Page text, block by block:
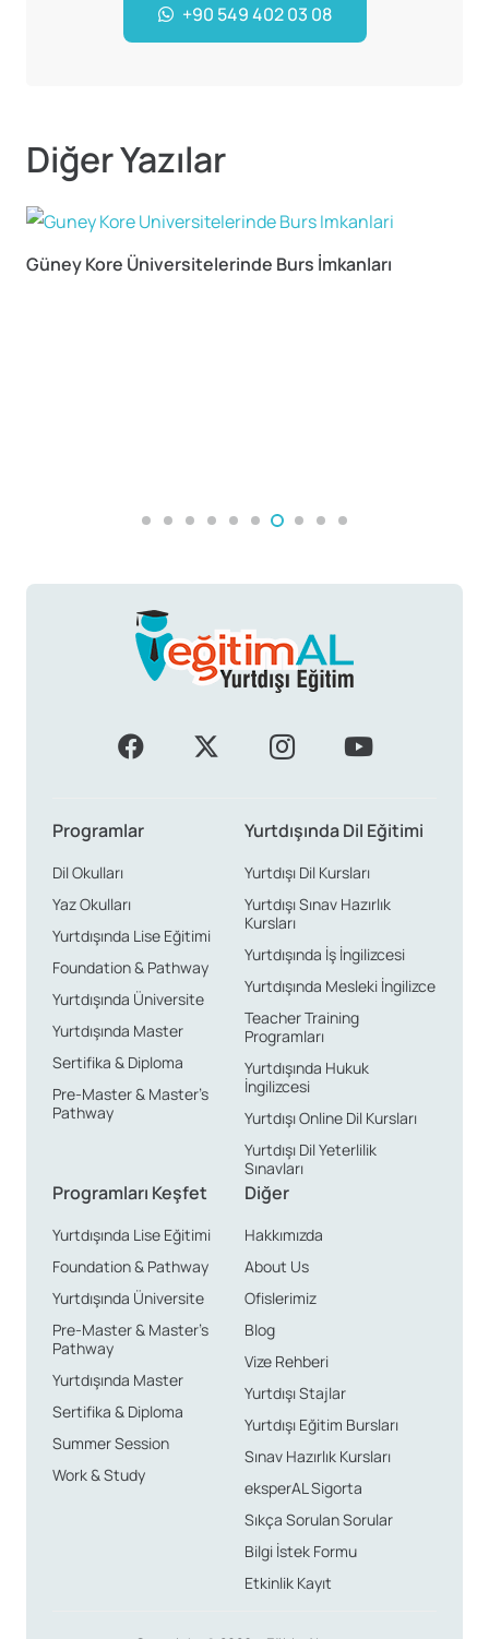
+90 549 402 03 08
Diğer Yazılar
Güney Kore Üniversitelerinde Burs İmkanları
Programlar
Dil Okulları
Yaz Okulları
Yurtdışında Lise Eğitimi
Foundation & Pathway
Yurtdışında Üniversite
Yurtdışında Master
Sertifika & Diploma
Pre-Master & Master’s
Pathway
Yurtdışında Dil Eğitimi
Yurtdışı Dil Kursları
Yurtdışı Sınav Hazırlık
Kursları
Yurtdışında İş İngilizcesi
Yurtdışında Mesleki İngilizce
Teacher Training
Programları
Yurtdışında Hukuk
İngilizcesi
Yurtdışı Online Dil Kursları
Yurtdışı Dil Yeterlilik
Sınavları
Programları Keşfet
Yurtdışında Lise Eğitimi
Foundation & Pathway
Yurtdışında Üniversite
Pre-Master & Master’s
Pathway
Yurtdışında Master
Sertifika & Diploma
Summer Session
Work & Study
Diğer
Hakkımızda
About Us
Ofislerimiz
Blog
Vize Rehberi
Yurtdışı Stajlar
Yurtdışı Eğitim Bursları
Sınav Hazırlık Kursları
eksperAL Sigorta
Sıkça Sorulan Sorular
Bilgi İstek Formu
Etkinlik Kayıt